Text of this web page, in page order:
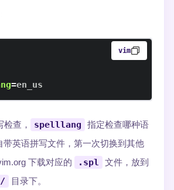
vim
=en_us
检查， spelllang
指定检查哪种语
带英语拼写文件，第一次切换到其他
下载对应的
.spl 文件，放到
目录下。